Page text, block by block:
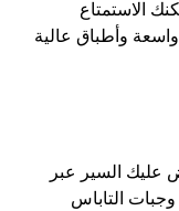
الاستمتاع
واسعة وأطباق عالية
عليك السير عبر
وجبات التاباس